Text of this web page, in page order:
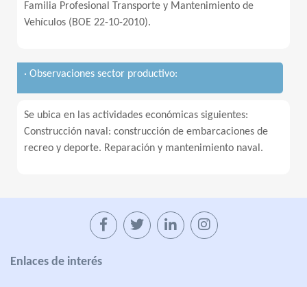
Familia Profesional Transporte y Mantenimiento de
Vehículos (BOE 22-10-2010).
· Observaciones sector productivo:
Se ubica en las actividades económicas siguientes:
Construcción naval: construcción de embarcaciones de
recreo y deporte. Reparación y mantenimiento naval.
Enlaces de interés